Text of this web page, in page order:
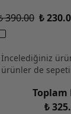
390.00 ₺
İncelediğiniz
ürünler de
Toplam
₺